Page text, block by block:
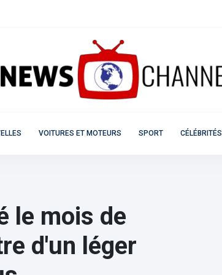
VOITURES ET MOTEURS SPORT CÉLÉBRITÉS
le mois de
d'un léger